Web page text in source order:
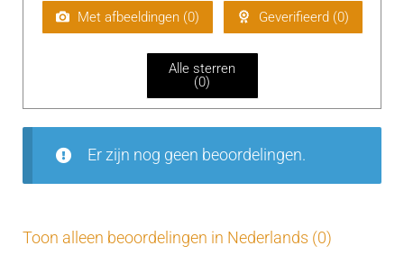
uit
Met afbeeldingen (0) Geverifieerd (0)
Alle sterren
(0)
Er zijn nog geen beoordelingen.
Toon alleen beoordelingen in Nederlands (0)